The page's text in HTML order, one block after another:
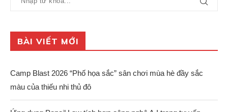
BÀI VIẾT MỚI
Camp Blast 2026 “Phố họa sắc” sân chơi mùa hè đầy sắc
màu của thiếu nhi thủ đô